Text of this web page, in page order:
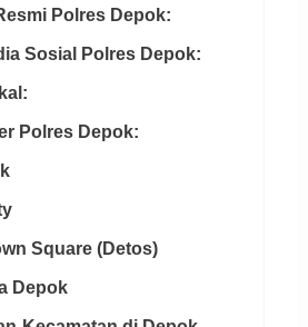
Polres Depok:
Sosial Polres Depok:
Polres Depok:
Square (Detos)
Depok